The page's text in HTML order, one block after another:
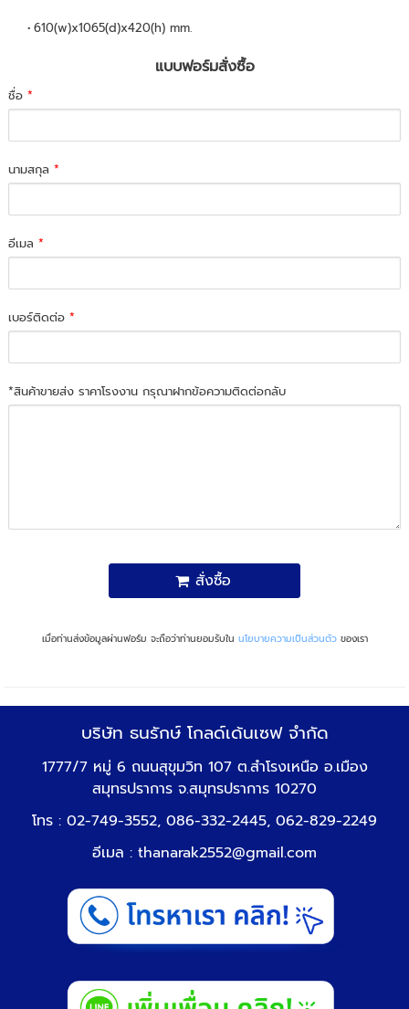
610(w)x1065(d)x420(h) mm.
แบบฟอร์มสั่งซื้อ
ชื่อ*
นามสกุล*
อีเมล*
เบอร์ติดต่อ*
*สินค้าขายส่ง ราคาโรงงาน กรุณาฝากข้อความติดต่อกลับ
สั่งซื้อ
เมื่อท่านส่งข้อมูลผ่านฟอร์ม จะถือว่าท่านยอมรับใน นโยบายความเป็นส่วนตัวของเรา
บริษัท ธนรักษ์ โกลด์เด้นเซฟ จำกัด
1777/7 หมู่ 6 ถนนสุขุมวิท 107 ต.สำโรงเหนือ อ.เมือง
สมุทรปราการ จ.สมุทรปราการ 10270
โทร : 02-749-3552, 086-332-2445, 062-829-2249
อีเมล : thanarak2552@gmail.com